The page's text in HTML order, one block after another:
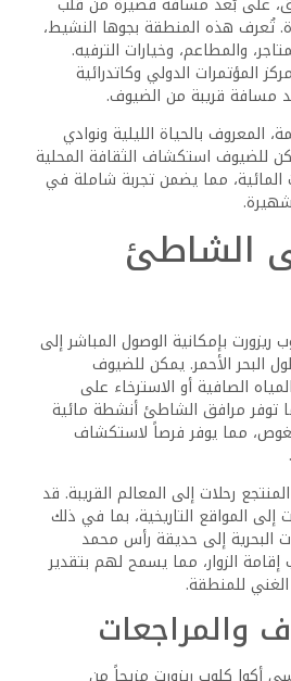
أكوا كلوب ريزورت مزيجاً من
الإيجابية وكذلك المجالات التي يمكن
وجودة الإقامة دوراً مهماً في
والتقييمات
سي أكوا كلوب ريزورت على تقييم
4 من 5 نجوم بناءً على آلاف المراجعات. يثني
للعائلات، مع أنشطة تناسب الأطفال.
تحديات تتعلق بُعد الشاطئ،
يمكن تحسينها. يُوصى بمراجعات
بتقديم نصائح لتحسين الإقامة،
منطقة المسبح للراحة.
في تعليقات الضيوف. يبرز العديد
تشير التعليقات عبر المراجعات
الفريق يتجاوز التوقعات.
عن خيبة أمل بشأن فريق الأنشطة
رغم التحديات، يظل الإجماع
إيجابياً في تجربة الضيوف
ينوون العودة لزيارة أخرى.